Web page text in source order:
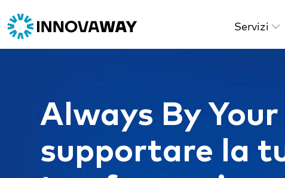
Servizi
Always By
supportare la